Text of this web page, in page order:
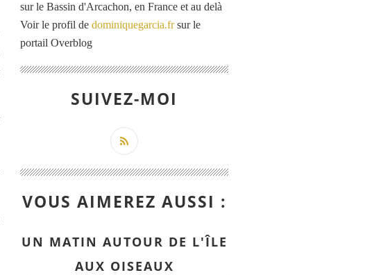
sur le Bassin d'Arcachon, en France et au delà
Voir le profil de dominiquegarcia.frsur le
portail Overblog
SUIVEZ-MOI
VOUS AIMEREZ AUSSI :
UN MATIN AUTOUR DE L'ÎLE
AUX OISEAUX